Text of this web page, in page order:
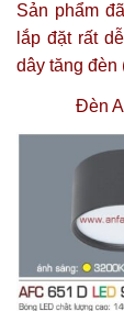
Sản phẩm
lắp đặt rất
dây tăng đèn
Đèn